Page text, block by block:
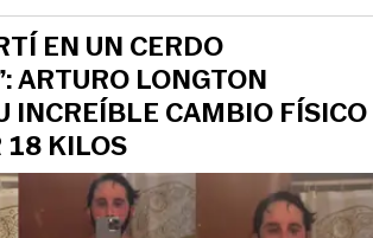
EN UN CERDO
ARTURO LONGTON
INCREÍBLE CAMBIO FÍSICO
18 KILOS